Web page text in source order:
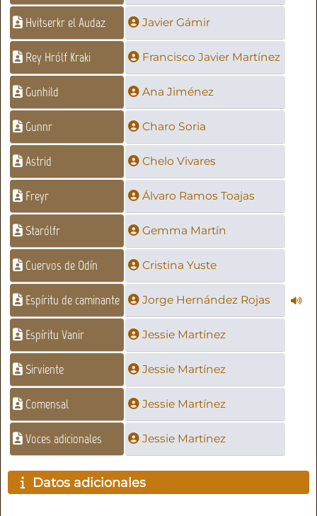
Hvitserkr el Audaz Javier Gámir
Rey Hrólf Kraki Francisco Javier Martínez
Gunhild Ana Jiménez
Gunnr Charo Soria
Astrid Chelo Vivares
Freyr Álvaro Ramos Toajas
Starólfr Gemma Martín
Cuervos de Odín Cristina Yuste
Espíritu de caminante Jorge Hernández Rojas
Espíritu Vanir Jessie Martínez
Sirviente Jessie Martínez
Comensal Jessie Martínez
Voces adicionales Jessie Martínez
Datos adicionales